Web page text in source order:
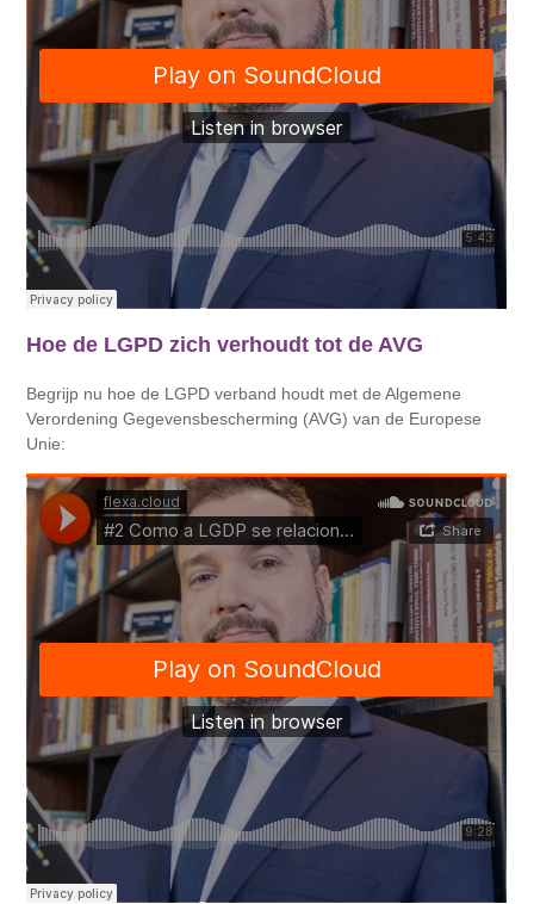
Hoe de LGPD zich verhoudt tot de AVG
Begrijp nu hoe de LGPD verband houdt met de Algemene
Verordening Gegevensbescherming (AVG) van de Europese
Unie: